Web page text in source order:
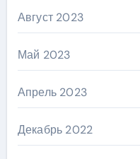
Август 2023
Май 2023
Апрель 2023
Декабрь 2022